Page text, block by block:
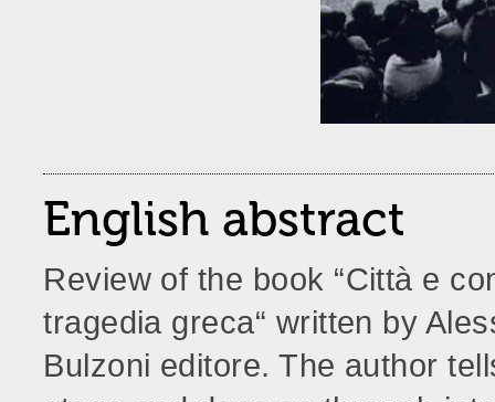
English abstract
Review of the book “Città e
tragedia greca“ written by
Bulzoni editore. The author